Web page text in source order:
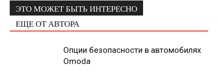
ЭТО МОЖЕТ БЫТЬ ИНТЕРЕСНО
ЕЩЕ ОТ АВТОРА
Опции безопасности в автомобилях
Omoda